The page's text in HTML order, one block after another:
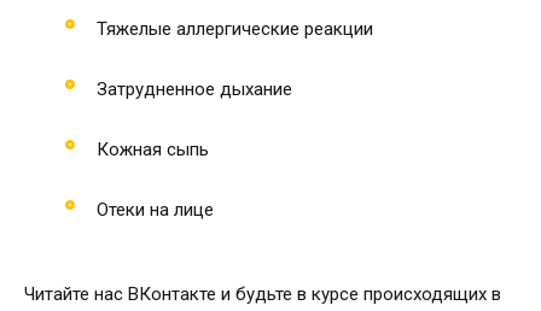
Тяжелые аллергические реакции
Затрудненное дыхание
Кожная сыпь
Отеки на лице
Читайте нас ВКонтакте и будьте в курсе происходящих в